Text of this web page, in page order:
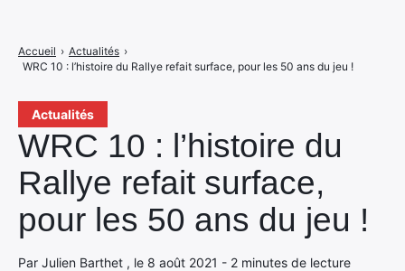
Actualités
WRC 10 : l’histoire du
Rallye refait surface,
pour les 50 ans du jeu !
Par Julien Barthet , le 8 août 2021 - 2 minutes de lecture
Accueil › Actualités ›
WRC 10 : l’histoire du Rallye refait surface, pour les 50 ans du jeu !